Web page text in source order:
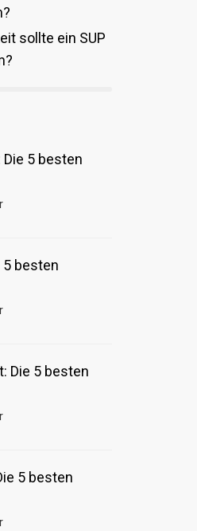
sollte ein SUP
Die 5 besten
5 besten
Die 5 besten
5 besten